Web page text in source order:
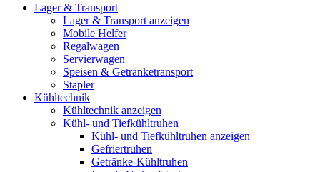
Lager & Transport
Lager & Transport anzeigen
Mobile Helfer
Regalwagen
Servierwagen
Speisen & Getränketransport
Stapler
Kühltechnik
Kühltechnik anzeigen
Kühl- und Tiefkühltruhen
Kühl- und Tiefkühltruhen anzeigen
Gefriertruhen
Getränke-Kühltruhen